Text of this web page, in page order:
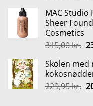
MAC Studio
Sheer
Cosmetics
315,00kr.
Skolen med
229,95kr.